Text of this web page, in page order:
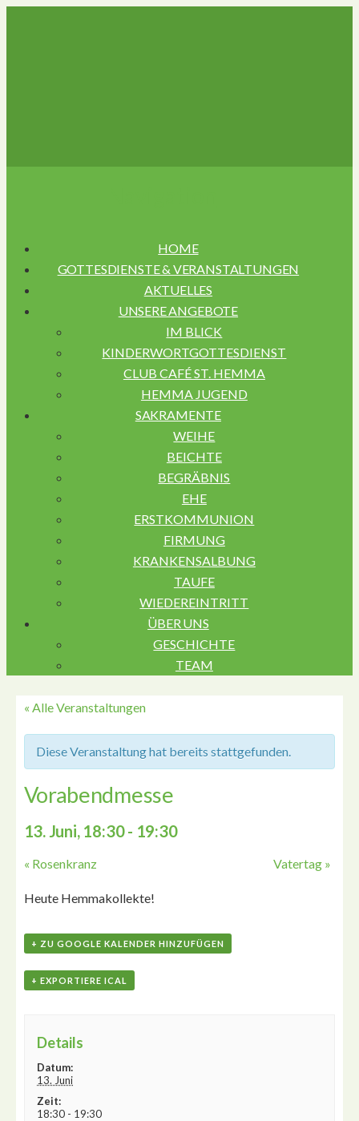
HOME
GOTTESDIENSTE & VERANSTALTUNGEN
AKTUELLES
UNSERE ANGEBOTE
IM BLICK
KINDERWORTGOTTESDIENST
CLUB CAFÉ ST. HEMMA
HEMMA JUGEND
SAKRAMENTE
WEIHE
BEICHTE
BEGRÄBNIS
EHE
ERSTKOMMUNION
FIRMUNG
KRANKENSALBUNG
TAUFE
WIEDEREINTRITT
ÜBER UNS
GESCHICHTE
TEAM
« Alle Veranstaltungen
Diese Veranstaltung hat bereits stattgefunden.
Vorabendmesse
13. Juni, 18:30- 19:30
« Rosenkranz Vatertag »
Heute Hemmakollekte!
+ ZU GOOGLE KALENDER HINZUFÜGEN
+ EXPORTIERE ICAL
Details
Datum:
13. Juni
Zeit:
18:30 - 19:30